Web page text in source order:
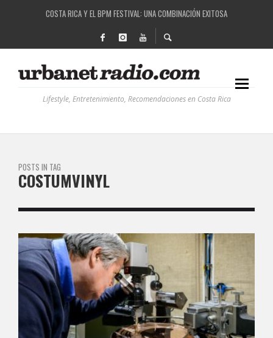
COSTA RICA Y EL BPM FESTIVAL: UNA COMBINACIÓN EXITOSA
RUTAS NATURBANAS: EL PROYECTO QUE ESTÁ TRANSFORMANDO LA CALIDAD DE
LA HISTORIA DETRÁS DE LA MÚSICA ELECTRÓNICA: BBC RADIOPHONIC WORKSHOP
Lifestyle, Entretenimiento, Recomendaciones en Costa Rica
POSTS IN TAG
COSTUMVINYL